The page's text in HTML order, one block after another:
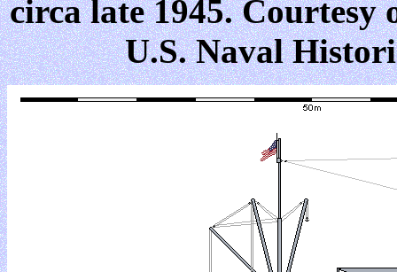
circa late 1945. Courtesy
U.S. Naval